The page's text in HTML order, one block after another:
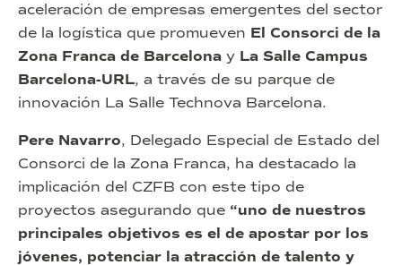
aceleración de empresas emergentes del sector
de la logística que promueven El Consorci de la
Zona Franca de Barcelona y La Salle Campus
Barcelona-URL, a través de su parque de
innovación La Salle Technova Barcelona.
Pere Navarro, Delegado Especial de Estado del
Consorci de la Zona Franca, ha destacado la
implicación del CZFB con este tipo de
proyectos asegurando que “uno de nuestros
principales objetivos es el de apostar por los
jóvenes, potenciar la atracción de talento y